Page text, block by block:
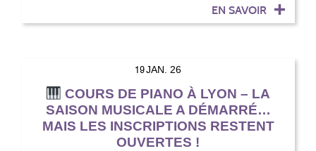
EN SAVOIR
19JAN. 26
COURS DE PIANO À LYON – LA
SAISON MUSICALE A DÉMARRÉ…
MAIS LES INSCRIPTIONS RESTENT
OUVERTES !